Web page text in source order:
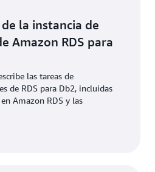
la instancia de
Amazon RDS para
las tareas de
de RDS para Db2, incluidas
Amazon RDS y las